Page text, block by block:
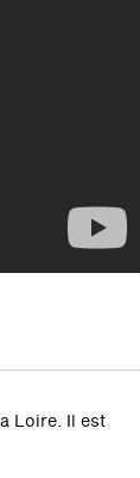
Loire. Il est